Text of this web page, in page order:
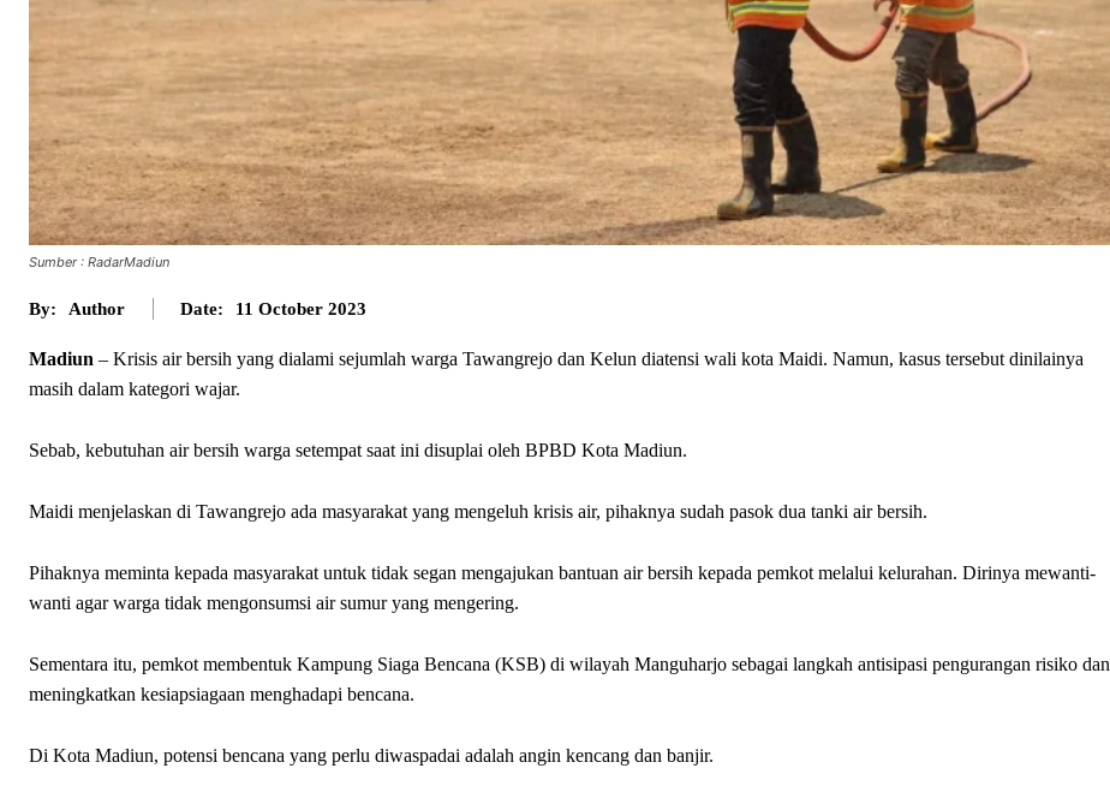
Sumber : RadarMadiun
By: Author Date: 11 October 2023
Madiun – Krisis air bersih yang dialami sejumlah warga Tawangrejo dan Kelun diatensi wali kota Maidi. Namun, kasus tersebut dinilainya
masih dalam kategori wajar.
Sebab, kebutuhan air bersih warga setempat saat ini disuplai oleh BPBD Kota Madiun.
Maidi menjelaskan di Tawangrejo ada masyarakat yang mengeluh krisis air, pihaknya sudah pasok dua tanki air bersih.
Pihaknya meminta kepada masyarakat untuk tidak segan mengajukan bantuan air bersih kepada pemkot melalui kelurahan. Dirinya mewanti-
wanti agar warga tidak mengonsumsi air sumur yang mengering.
Sementara itu, pemkot membentuk Kampung Siaga Bencana (KSB) di wilayah Manguharjo sebagai langkah antisipasi pengurangan risiko dan
meningkatkan kesiapsiagaan menghadapi bencana.
Di Kota Madiun, potensi bencana yang perlu diwaspadai adalah angin kencang dan banjir.